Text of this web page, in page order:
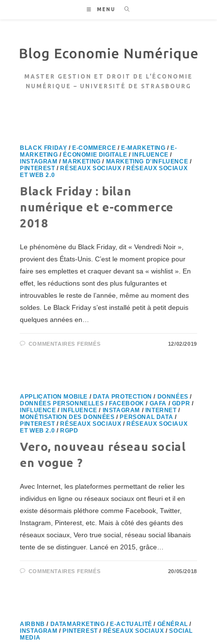
MENU
MASTER GESTION ET DROIT DE L'ÉCONOMIE
NUMÉRIQUE – UNIVERSITÉ DE STRASBOURG
BLACK FRIDAY / E-COMMERCE / E-MARKETING / E-
MARKETING / ÉCONOMIE DIGITALE / INFLUENCE /
INSTAGRAM / MARKETING / MARKETING D'INFLUENCE /
PINTEREST/ RÉSEAUX SOCIAUX / RÉSEAUX SOCIAUX
ET WEB 2.0
Black Friday : bilan
numérique et e-commerce
2018
Le phénomène du Black Friday, dit « Vendredi Noir »,
provient des États-Unis. C’est le moment propice pour
faire ses emplettes et craquer devant sa « wishlist ». En
effet, les réductions sont des plus fulgurantes et
introuvables le reste de l’année, même au moment des
soldes. Le Black Friday s’est installé petit à petit depuis
quelques années en…
COMMENTAIRES FERMÉSSUR
COMMERCE
2018
12/02/2019
APPLICATION MOBILE / DATA PROTECTION / DONNÉES /
DONNÉES PERSONNELLES / FACEBOOK / GAFA / GDPR /
INFLUENCE / INFLUENCE / INSTAGRAM / INTERNET/
MONÉTISATION DES DONNÉES / PERSONAL DATA /
PINTEREST/ RÉSEAUX SOCIAUX / RÉSEAUX SOCIAUX
ET WEB 2.0 / RGPD
Vero, nouveau réseau social
en vogue ?
Avec Internet, les plateformes permettant de relier les
individus en ligne ou réseaux sociaux ont fleuri et il en
existe désormais pléthore comme Facebook, Twitter,
Instagram, Pinterest, etc. Mais à côté des géants des
réseaux sociaux, Vero true social, réseau social libanais
tente de se distinguer. Lancé en 2015, grâce…
COMMENTAIRES FERMÉSSUR
20/05/2018
AIRBNB / DATAMARKETING / E-ACTUALITÉ / GÉNÉRAL /
INSTAGRAM / PINTEREST/ RÉSEAUX SOCIAUX /SOCIAL
MEDIA